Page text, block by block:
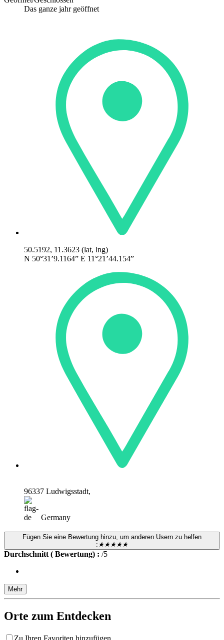
Das ganze jahr geöffnet
50.5192, 11.3623 (lat, lng)
N 50°31’9.1164” E 11°21’44.154”
96337 Ludwigsstadt,
Germany
Fügen Sie eine Bewertung hinzu, um anderen Usern zu helfen
: ★★★★★
Durchschnitt ( Bewertung) : /5
Mehr
Orte zum Entdecken
Zu Ihren Favoriten hinzufügen